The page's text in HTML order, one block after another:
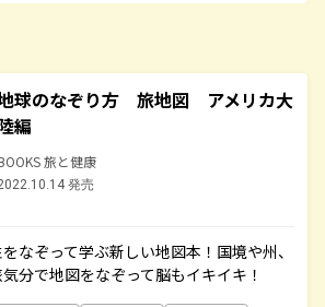
球のなぞり方 旅地図 アメリカ大
編
旅と健康
発売
なぞって学ぶ新しい地図本！国境や州、
分で地図をなぞって脳もイキイキ！